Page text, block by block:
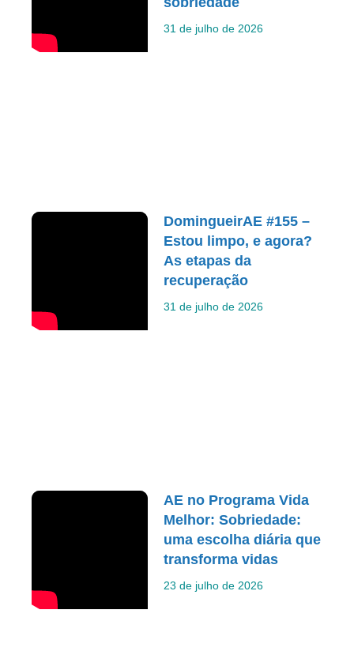
31 de julho de 2026
DomingueirAE #155 –
Estou limpo, e agora?
As etapas da
recuperação
31 de julho de 2026
AE no Programa Vida
Melhor: Sobriedade:
uma escolha diária que
transforma vidas
23 de julho de 2026